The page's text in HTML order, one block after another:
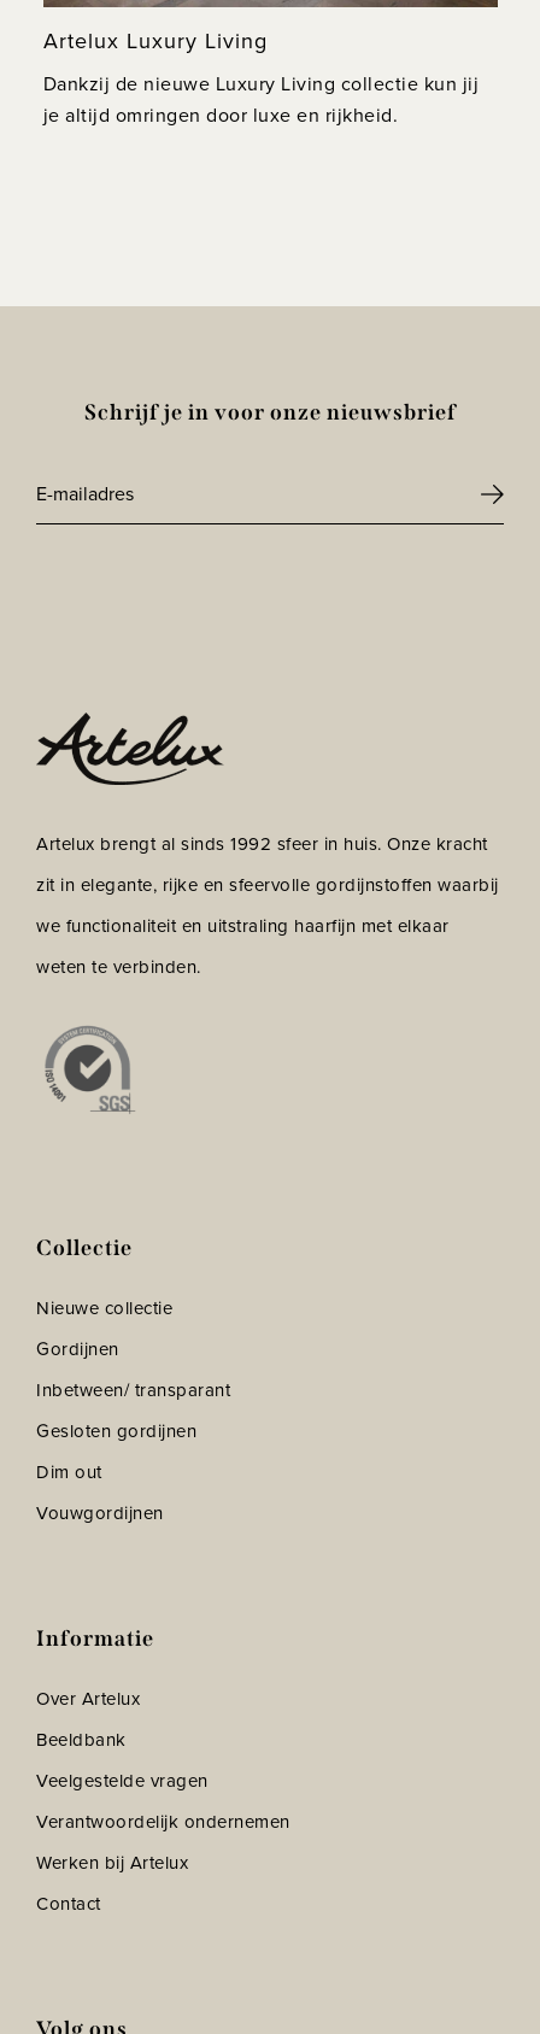
Artelux Luxury Living
Dankzij de nieuwe Luxury Living collectie kun jij
je altijd omringen door luxe en rijkheid.
Schrijf je in voor onze nieuwsbrief
mailadres
Artelux brengt al sinds 1992 sfeer in huis. Onze kracht
zit in elegante, rijke en sfeervolle gordijnstoffen waarbij
we functionaliteit en uitstraling haarfijn met elkaar
weten te verbinden.
Collectie
Nieuwe collectie
Gordijnen
Inbetween/ transparant
Gesloten gordijnen
Dim out
Vouwgordijnen
Informatie
Over Artelux
Beeldbank
Veelgestelde vragen
Verantwoordelijk ondernemen
Werken bij Artelux
Contact